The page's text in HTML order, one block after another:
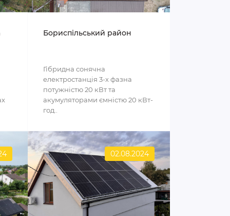
Бориспільський район
Гібридна сонячна
електростанція 3-х фазна
потужністю 20 кВт та
акумуляторами ємністю 20 кВт-
год..
02.08.2024